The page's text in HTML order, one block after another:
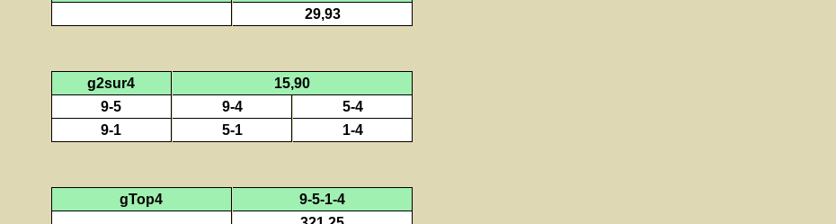
29,93
g2sur4
15,90
9-5
9-4
5-4
9-1
5-1 1-4
gTop4
9-5-1-4